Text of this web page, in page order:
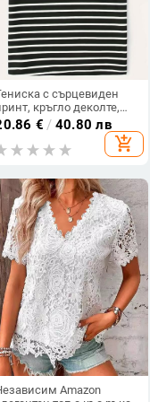
с сърцевиден
кръгло деколте,
ръкав, полиестер
95%+ и спандекс
€ / 40.80 лв
add_shopping_cart
Amazon